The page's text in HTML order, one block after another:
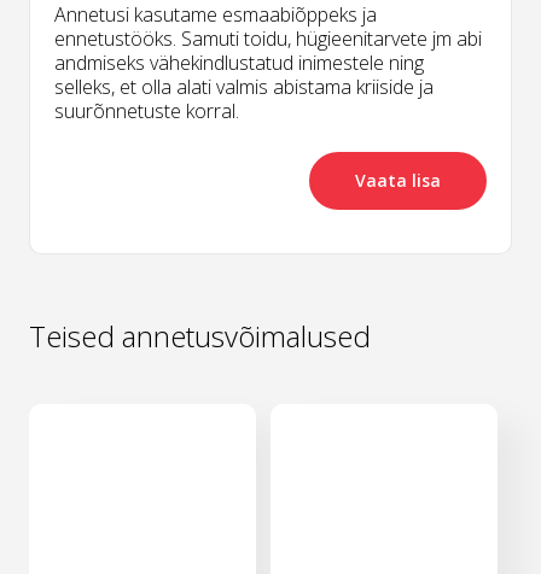
Annetusi kasutame esmaabiõppeks ja
ennetustööks. Samuti toidu, hügieenitarvete jm abi
andmiseks vähekindlustatud inimestele ning
selleks, et olla alati valmis abistama kriiside ja
suurõnnetuste korral.
Vaata lisa
Teised annetusvõimalused